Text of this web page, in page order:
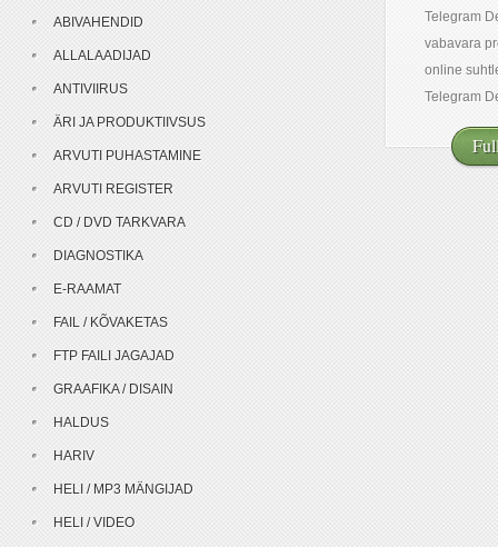
Telegram
vabavara
online
Telegram
ABIVAHENDID
ALLALAADIJAD
ANTIVIIRUS
ÄRI JA PRODUKTIIVSUS
ARVUTI PUHASTAMINE
ARVUTI REGISTER
CD / DVD TARKVARA
DIAGNOSTIKA
E-RAAMAT
FAIL / KÕVAKETAS
FTP FAILI JAGAJAD
GRAAFIKA / DISAIN
HALDUS
HARIV
HELI / MP3 MÄNGIJAD
HELI / VIDEO